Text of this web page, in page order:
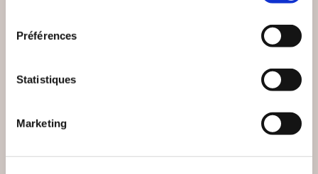
Préférences
Statistiques
Marketing
AU SOUFFLE DE
L'IMAGINAIRE
Poésies
LE LIQUIDAMBAR DU
SQUARE ST-